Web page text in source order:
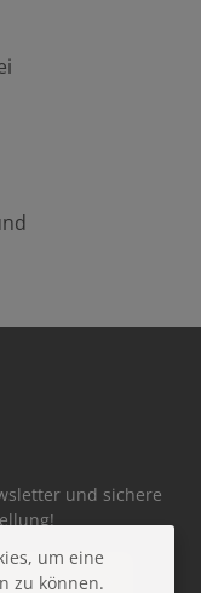
und sichere
um eine
zu können.